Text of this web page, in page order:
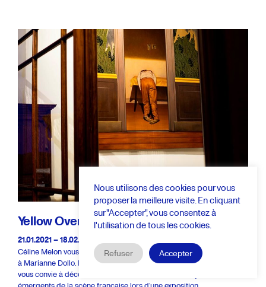
Yellow Over Purple –Move On
21.01.2021 – 18.02.2021
Céline Melon vous propose de découvrir sa carte Blanche
à Marianne Dollo. Fondatrice de Yellow Over Purple Art advisory et
vous convie à découvrir et rencontrer sa sélection de jeunes artistes
Nous utilisons des cookies pour vous
proposer la meilleure visite. En cliquant
sur "Accepter", vous consentez à
l'utilisation de tous les cookies.
Refuser Accepter